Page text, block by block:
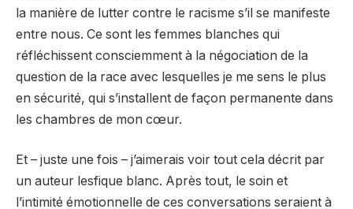
la manière de lutter contre le racisme s’il se manifeste
entre nous. Ce sont les femmes blanches qui
réfléchissent consciemment à la négociation de la
question de la race avec lesquelles je me sens le plus
en sécurité, qui s’installent de façon permanente dans
les chambres de mon cœur.
Et – juste une fois – j’aimerais voir tout cela décrit par
un auteur lesfique blanc. Après tout, le soin et
l’intimité émotionnelle de ces conversations seraient à